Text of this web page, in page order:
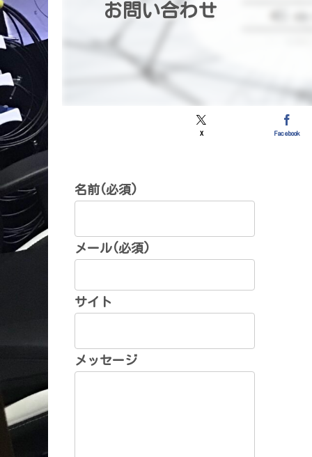
お問い合わせ
X Facebook
名前(必須)
メール(必須)
サイト
メッセージ